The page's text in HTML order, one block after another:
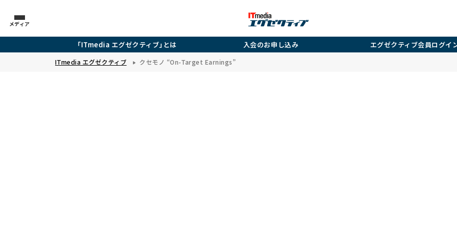
メディア
「ITmedia エグゼクティブ」とは 入会のお申し込み エグゼクティブ会員ログイ
ITmedia エグゼクティブ クセモノ “On-Target Earnings”